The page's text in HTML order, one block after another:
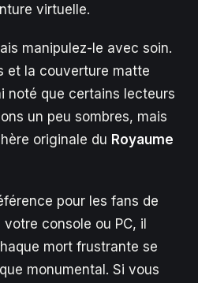
virtuelle.
manipulez-le avec soin.
et la couverture matte
noté que certains lecteurs
un peu sombres, mais
originale du Royaume
pour les fans de
console ou PC, il
mort frustrante se
monumental. Si vous